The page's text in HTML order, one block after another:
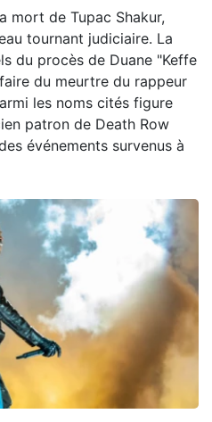
mort de Tupac Shakur,
tournant judiciaire. La
du procès de Duane "Keffe
du meurtre du rappeur
les noms cités figure
patron de Death Row
événements survenus à